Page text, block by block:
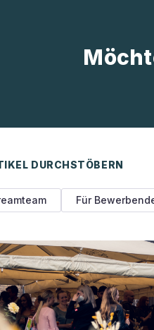
DURCHSTÖBERN
Für